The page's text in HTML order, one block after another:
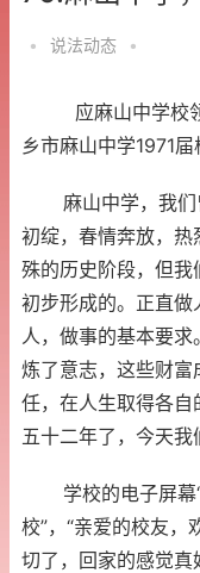
• 说法动态 •
应麻山中学校领
乡市麻山中学1971届
麻山中学，我们
初绽，春情奔放，
殊的历史阶段，但
初步形成的。正直
人，做事的基本要
炼了意志，这些财
任，在人生取得各自
五十二年了，今天我
学校的电子屏幕“
校”，“亲爱的校友，
切了，回家的感觉